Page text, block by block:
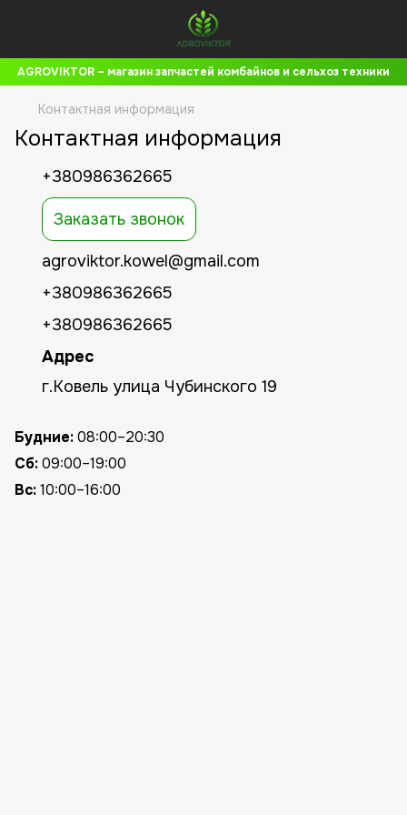
AGROVIKTOR – магазин запчастей комбайнов и сельхоз техники
Контактная информация
Контактная информация
+380986362665
Заказать звонок
agroviktor.kowel@gmail.com
+380986362665
+380986362665
Адрес
г.Ковель улица Чубинского 19
Будние:08:00–20:30
Сб:09:00–19:00
Вс:10:00–16:00